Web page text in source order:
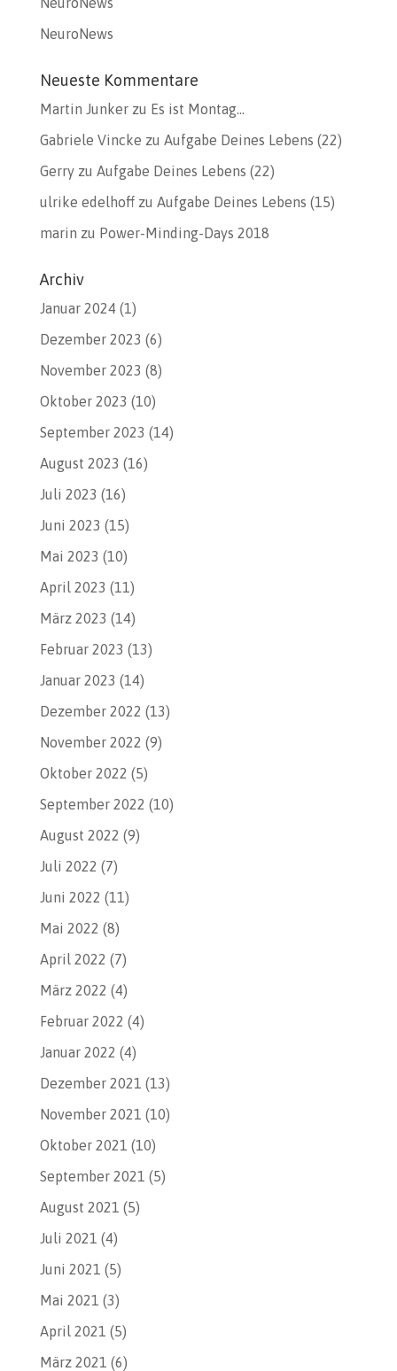
NeuroNews
Neueste Kommentare
Martin Junkerzu Es ist Montag…
Gabriele Vincke zu Aufgabe Deines Lebens (22)
Gerryzu Aufgabe Deines Lebens (22)
ulrike edelhoffzu Aufgabe Deines Lebens (15)
marin zu Power-Minding-Days 2018
Archiv
Januar 2024(1)
Dezember 2023 (6)
November 2023 (8)
Oktober 2023 (10)
September 2023 (14)
August 2023 (16)
Juli 2023 (16)
Juni 2023 (15)
Mai 2023 (10)
April 2023 (11)
März 2023 (14)
Februar 2023 (13)
Januar 2023 (14)
Dezember 2022 (13)
November 2022 (9)
Oktober 2022 (5)
September 2022 (10)
August 2022 (9)
Juli 2022 (7)
Juni 2022 (11)
Mai 2022 (8)
April 2022 (7)
März 2022 (4)
Februar 2022 (4)
Januar 2022 (4)
Dezember 2021 (13)
November 2021 (10)
Oktober 2021 (10)
September 2021 (5)
August 2021 (5)
Juli 2021 (4)
Juni 2021 (5)
Mai 2021 (3)
April 2021 (5)
März 2021 (6)